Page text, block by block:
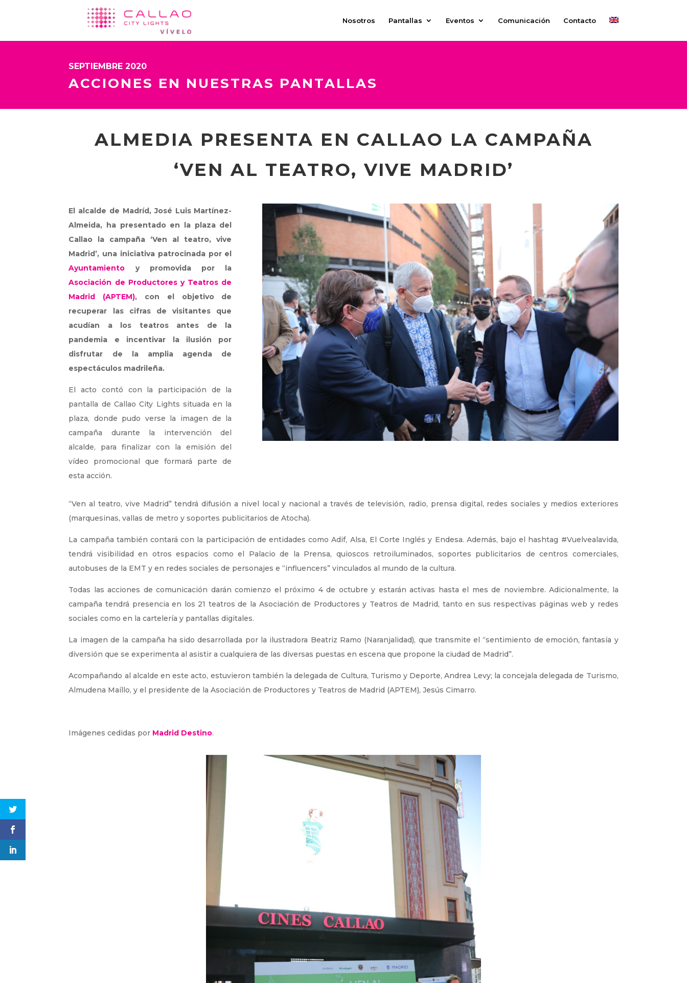
Nosotros Pantallas Eventos Comunicación Contacto
SEPTIEMBRE 2020
ACCIONES EN NUESTRAS PANTALLAS
ALMEDIA PRESENTA EN CALLAO LA CAMPAÑA
‘VEN AL TEATRO, VIVE MADRID’
El alcalde de Madríd, José Luis Martínez-
Almeida, ha presentado en la plaza del
Callao la campaña ‘Ven al teatro, vive
Madrid’, una iniciativa patrocinada por el
Ayuntamiento y promovida por la
Asociación de Productores y Teatros de
Madrid (APTEM), con el objetivo de
recuperar las cifras de visitantes que
acudían a los teatros antes de la
pandemia e incentivar la ilusión por
disfrutar de la amplia agenda de
espectáculos madrileña.
El acto contó con la participación de la
pantalla de Callao City Lights situada en la
plaza, donde pudo verse la imagen de la
campaña durante la intervención del
alcalde, para finalizar con la emisión del
vídeo promocional que formará parte de
esta acción.
“Ven al teatro, vive Madrid” tendrá difusión a nivel local y nacional a través de televisión, radio, prensa digital, redes sociales y medios exteriores
(marquesinas, vallas de metro y soportes publicitarios de Atocha).
La campaña también contará con la participación de entidades como Adif, Alsa, El Corte Inglés y Endesa. Además, bajo el hashtag #Vuelvealavida,
tendrá visibilidad en otros espacios como el Palacio de la Prensa, quioscos retroiluminados, soportes publicitarios de centros comerciales,
autobuses de la EMT y en redes sociales de personajes e “influencers” vinculados al mundo de la cultura.
Todas las acciones de comunicación darán comienzo el próximo 4 de octubre y estarán activas hasta el mes de noviembre. Adicionalmente, la
campaña tendrá presencia en los 21 teatros de la Asociación de Productores y Teatros de Madrid, tanto en sus respectivas páginas web y redes
sociales como en la cartelería y pantallas digitales.
La imagen de la campaña ha sido desarrollada por la ilustradora Beatriz Ramo (Naranjalidad), que transmite el “sentimiento de emoción, fantasía y
diversión que se experimenta al asistir a cualquiera de las diversas puestas en escena que propone la ciudad de Madrid”.
Acompañando al alcalde en este acto, estuvieron también la delegada de Cultura, Turismo y Deporte, Andrea Levy; la concejala delegada de Turismo,
Almudena Maíllo, y el presidente de la Asociación de Productores y Teatros de Madrid (APTEM), Jesús Cimarro.
Imágenes cedidas por Madrid Destino.